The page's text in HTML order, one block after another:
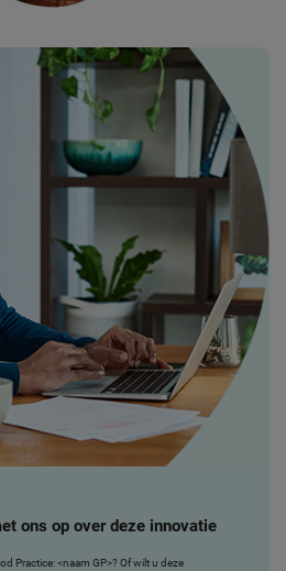
ons op over deze innovatie
Practice: <naam GP>? Of wilt u deze